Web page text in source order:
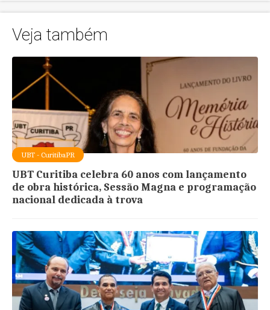
Veja também
UBT - CuritibaPR
UBT Curitiba celebra 60 anos com lançamento
de obra histórica, Sessão Magna e programação
nacional dedicada à trova